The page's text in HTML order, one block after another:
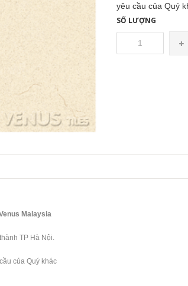
yêu cầu của Quý
SỐ LƯỢNG
Malaysia
TP Hà Nội.
của Quý khác